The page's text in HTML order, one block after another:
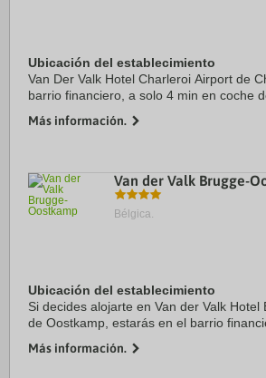
Ubicación del establecimiento
Van Der Valk Hotel Charleroi Airport de
barrio financiero, a solo 4 min en coche
Spiroudome. Además, este hotel de lujo ...
Más información.
Van der Valk Brugge-
Bélgica.
Ubicación del establecimiento
Si decides alojarte en Van der Valk
de Oostkamp, estarás en el barrio
Historic Centre of Brugge. Además, ...
Más información.